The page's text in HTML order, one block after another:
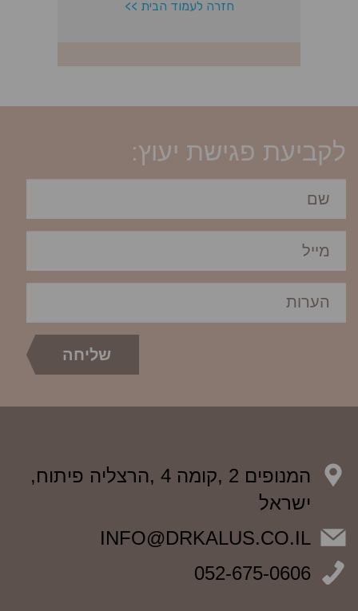
לקביעת פגישת יעוץ:
המנופים 2 ,קומה 4 ,הרצליה פיתוח,
ישראל
INFO@DRKALUS.CO.IL
052-675-0606